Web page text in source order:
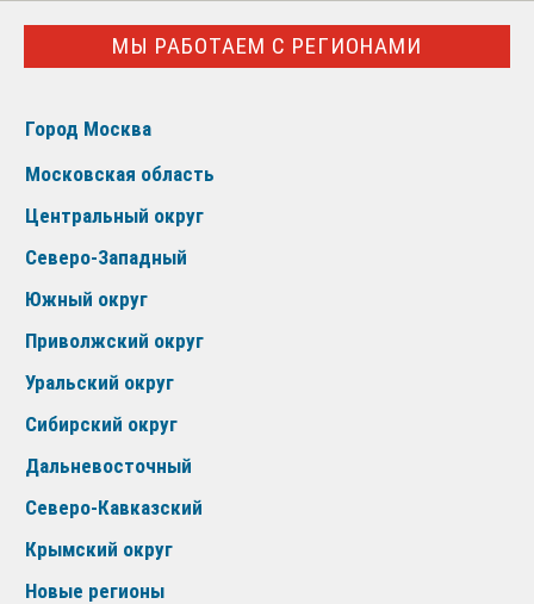
МЫ РАБОТАЕМ С РЕГИОНАМИ
Город Москва
Московская область
Центральный округ
Северо-Западный
Южный округ
Приволжский округ
Уральский округ
Сибирский округ
Дальневосточный
Северо-Кавказский
Крымский округ
Новые регионы